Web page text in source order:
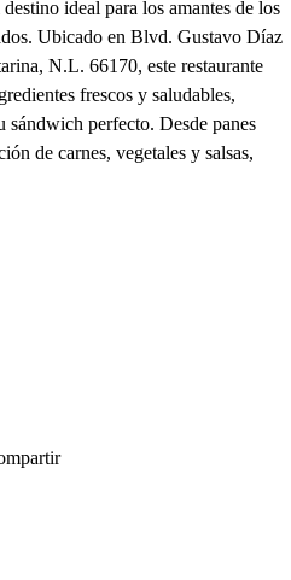
ideal para los amantes de los
Ubicado en Blvd. Gustavo Díaz
N.L. 66170, este restaurante
frescos y saludables,
sándwich perfecto. Desde panes
de carnes, vegetales y salsas,